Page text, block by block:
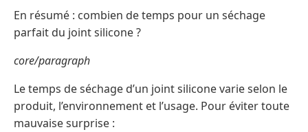
En résumé : combien de temps pour un séchage
parfait du joint silicone ?
core/paragraph
Le temps de séchage d’un joint silicone varie selon le
produit, l’environnement et l’usage. Pour éviter toute
mauvaise surprise :